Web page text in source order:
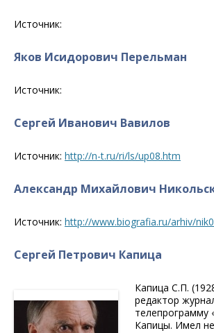
Источник:
Яков Исидорович Перельман
Источник:
Сергей Иванович Вавилов
Источник: http://n-t.ru/ri/ls/up08.htm
Александр Михайлович
Источник: http://www.biografia.ru/arhiv/
Сергей Петрович Капица
Капица С.П.
редактор
Капицы. Имел